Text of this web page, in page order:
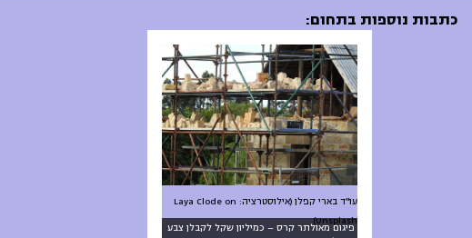
כתבות נוספות בתחום:
פיגום מאולתר קרס – כמיליון שקל לקבלן צבע
עו"ד בארי קפלן (אילוסטרציה: Laya Clode on
Unsplash)